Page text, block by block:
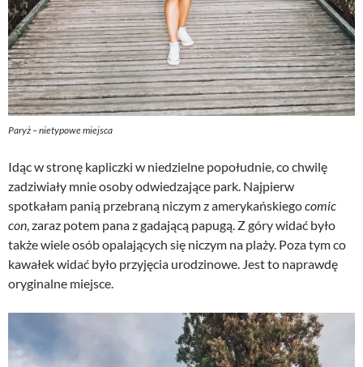
Paryż – nietypowe miejsca
Idąc w stronę kapliczki w niedzielne popołudnie, co chwilę
zadziwiały mnie osoby odwiedzające park. Najpierw
spotkałam panią przebraną niczym z amerykańskiegocomic
con , zaraz potem pana z gadającą papugą. Z góry widać było
także wiele osób opalających się niczym na plaży. Poza tym co
kawałek widać było przyjęcia urodzinowe. Jest to naprawdę
oryginalne miejsce.